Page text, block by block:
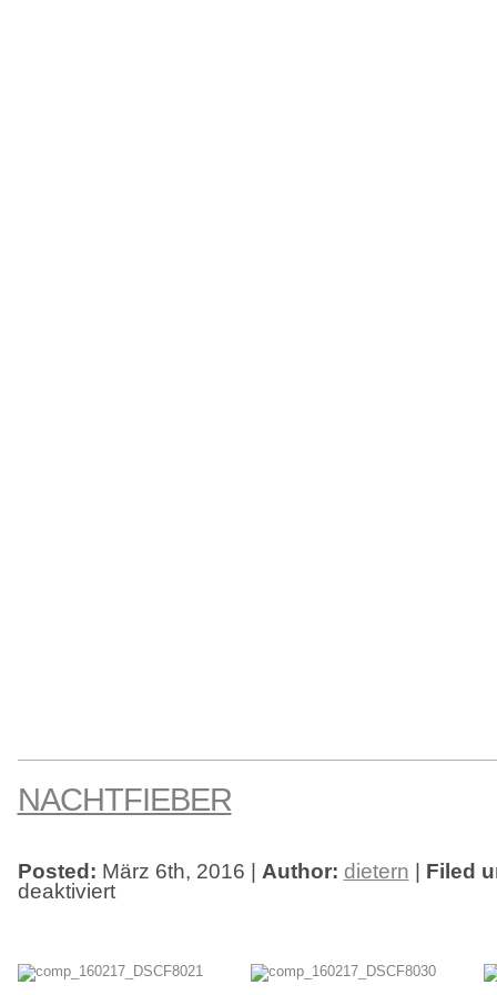
NACHTFIEBER
Posted: März 6th, 2016 | Author: dietern | Filed
deaktiviertfür
NachtFieber